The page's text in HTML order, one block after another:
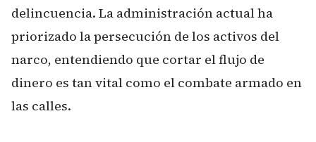
delincuencia. La administración actual ha
priorizado la persecución de los activos del
narco, entendiendo que cortar el flujo de
dinero es tan vital como el combate armado en
las calles.